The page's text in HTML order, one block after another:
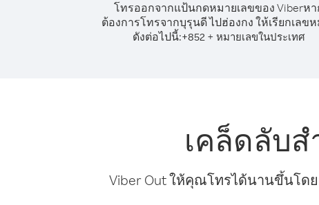
โทรออกจากแป้นกดหมายเลขของ Viberหา
ต้องการโทรจากบุรุนดี ไปฮ่องกง ให้เรียกเลข
ดังต่อไปนี้:+852 + หมายเลขในประเทศ
เคล็ดลับ
Viber Out ให้คุณโทรได้นานขึ้นโด